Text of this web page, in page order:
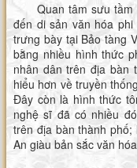
Quan tâm sưu tầm
đến di sản văn hóa
trưng bày tại Bảo tàng
bằng nhiều hình thức
nhân dân trên địa bàn
hiểu hơn về truyền
Đây còn là hình thức
nghệ sĩ đã có nhiều
trên địa bàn thành
An giàu bản sắc văn